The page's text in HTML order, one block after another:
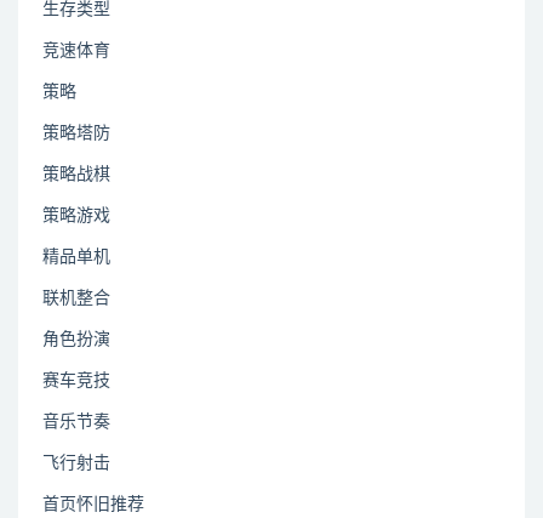
生存类型
竞速体育
策略
策略塔防
策略战棋
策略游戏
精品单机
联机整合
角色扮演
赛车竞技
音乐节奏
飞行射击
首页怀旧推荐